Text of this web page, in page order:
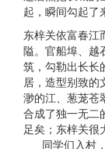
起，瞬间勾起了
东梓关依富春江
隘。官船埠、越
筑，勾勒出长长
居，造型别致的
渺的江、葱茏苍
合成了独一无二
足矣；东梓关很
同学们入村，